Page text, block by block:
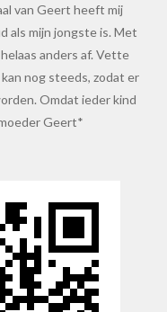
van Geert heeft mij
als mijn jongste is. Met
anders af. Vette
nog steeds, zodat er
Omdat ieder kind
Geert*